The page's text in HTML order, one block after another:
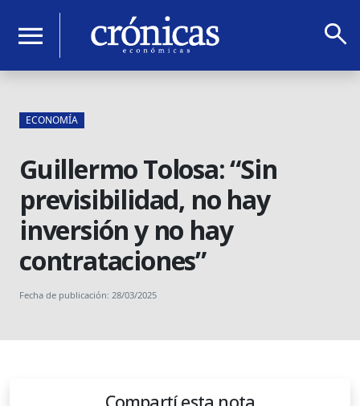
menu search
ECONOMÍA
Guillermo Tolosa: “Sin
previsibilidad, no hay
inversión y no hay
contrataciones”
Fecha de publicación: 28/03/2025